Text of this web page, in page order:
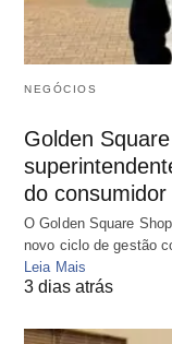
NEGÓCIOS
Golden
do consumidor
O Golden Square
novo ciclo de gestão
Leia Mais
3 dias atrás